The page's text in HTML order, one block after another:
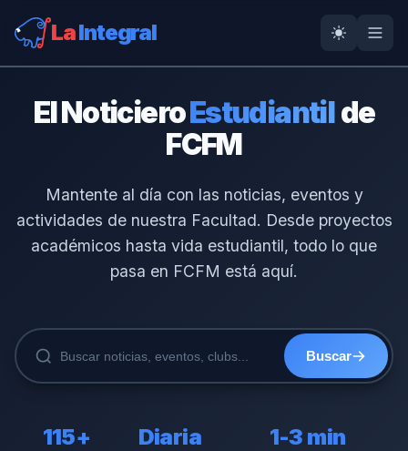
LaIntegral
El NoticieroEstudiantilde
FCFM
Mantente al día con las noticias, eventos y
actividades de nuestra Facultad. Desde proyectos
académicos hasta vida estudiantil, todo lo que
pasa en FCFM está aquí.
Buscar
115+ Diaria 1-3 min